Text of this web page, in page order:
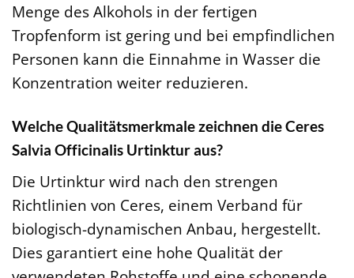
Menge des Alkohols in der fertigen
Tropfenform ist gering und bei empfindlichen
Personen kann die Einnahme in Wasser die
Konzentration weiter reduzieren.
Welche Qualitätsmerkmale zeichnen die Ceres
Salvia Officinalis Urtinktur aus?
Die Urtinktur wird nach den strengen
Richtlinien von Ceres, einem Verband für
biologisch-dynamischen Anbau, hergestellt.
Dies garantiert eine hohe Qualität der